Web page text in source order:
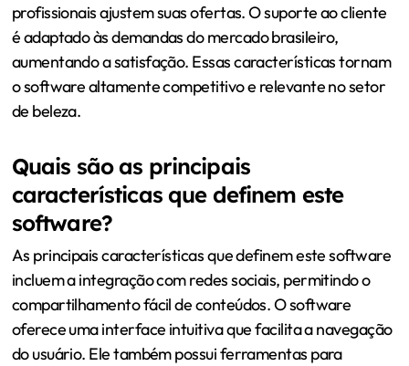
profissionais ajustem suas ofertas. O suporte ao cliente
é adaptado às demandas do mercado brasileiro,
aumentando a satisfação. Essas características tornam
o software altamente competitivo e relevante no setor
de beleza.
Quais são as principais
características que definem este
software?
As principais características que definem este software
incluem a integração com redes sociais, permitindo o
compartilhamento fácil de conteúdos. O software
oferece uma interface intuitiva que facilita a navegação
do usuário. Ele também possui ferramentas para